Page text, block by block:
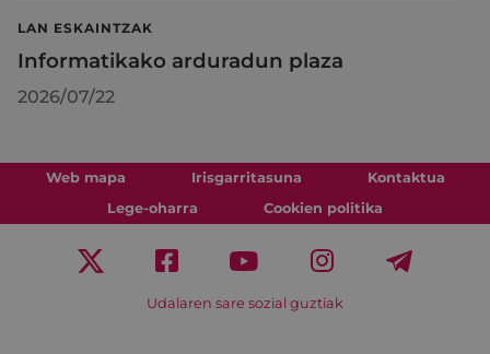
LAN ESKAINTZAK
Informatikako arduradun plaza
2026/07/22
Web mapa Irisgarritasuna
Kontaktua
Lege-oharra
Cookien politika
Udalaren sare sozial guztiak